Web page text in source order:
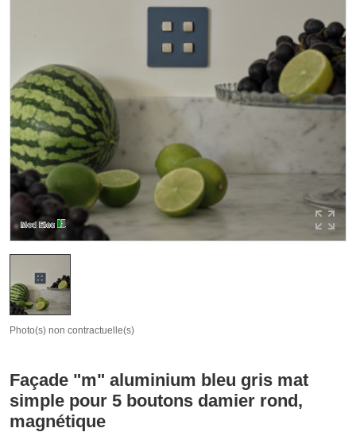
Photo(s) non contractuelle(s)
Façade "m" aluminium bleu gris mat
simple pour 5 boutons damier rond,
magnétique